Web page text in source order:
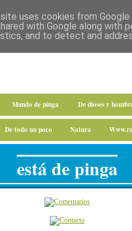
Mundo de pinga De dioses y
De todo un poco Natura
está de pinga
uses cookies from
with Google along with
and to detect and